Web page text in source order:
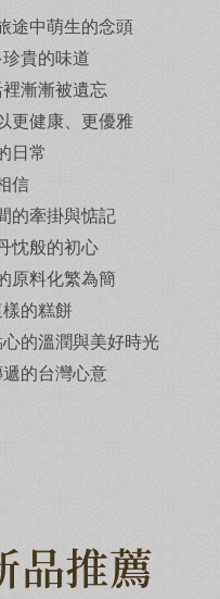
途中萌生的念頭
貴的味道
漸漸被遺忘
更健康、更優雅
日常
信
的牽掛與惦記
忱般的初心
原料化繁為簡
的糕餅
的溫潤與美好時光
的台灣心意
品推薦